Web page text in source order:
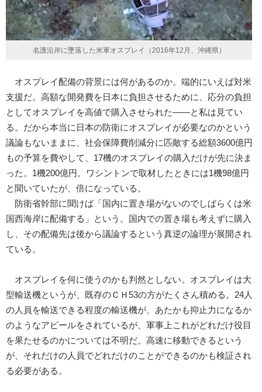
名護沿岸に墜落した米軍オスプレイ（2016年12月、沖縄県）
オスプレイ配備の背景には何があるのか。端的にいえば対米
支援だ。高額な開発費を日本に負担させるために、応分の負担
としてオスプレイを高値で購入させられた――と私は見てい
る。だから本当に日本の防衛にオスプレイが必要なのかという
議論もないままに、社会保障費削減分に匹敵する総額3600億円
もの予算を費やして、17機のオスプレイの購入だけが先に決ま
った。1機200億円。ワシントンで取材したときには1機98億円
と聞いていたが、倍になっている。
防衛省幹部に聞けば「国内に置き場がないのでしばらくは米
国西海岸に配備する」という。国内での置き場も考えずに購入
し、その配備先は後から議論するという真逆の論理が展開され
ている。
オスプレイを何に使うのかも判然としない。オスプレイは大
型輸送機というが、既存のＣＨ53の方がたくさん積める。24人
の人員を輸送できる程度の輸送機が、あたかも抑止力になるか
のようなアピールをされているが、軍事上これがどれだけ役目
を果たせるのかについては不明だ。高速に移動できるという
が、それだけの人員でどれだけのことができるのかも検証され
る必要がある。